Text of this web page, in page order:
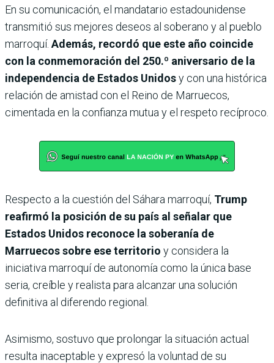
En su comunicación, el mandatario estadounidense
transmitió sus mejores deseos al soberano y al pueblo
marroquí. Además, recordó que este año coincide
con la conmemoración del 250.º aniversario de la
independencia de Estados Unidosy con una histórica
relación de amistad con el Reino de Marruecos,
cimentada en la confianza mutua y el respeto recíproco.
Respecto a la cuestión del Sáhara marroquí, Trump
reafirmó la posición de su país al señalar que
Estados Unidos reconoce la soberanía de
Marruecos sobre ese territorio y considera la
iniciativa marroquí de autonomía como la única base
seria, creíble y realista para alcanzar una solución
definitiva al diferendo regional.
Asimismo, sostuvo que prolongar la situación actual
resulta inaceptable y expresó la voluntad de su